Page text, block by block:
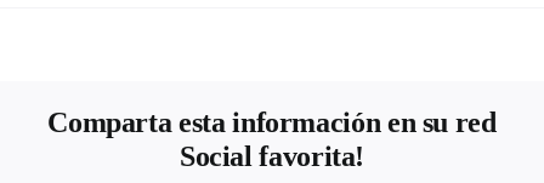
Comparta esta información en su red
Social favorita!